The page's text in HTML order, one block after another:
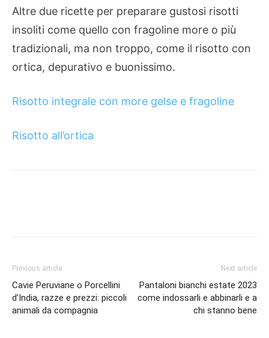
Altre due ricette per preparare gustosi risotti
insoliti come quello con fragoline more o più
tradizionali, ma non troppo, come il risotto con
ortica, depurativo e buonissimo.
Risotto integrale con more gelse e fragoline
Risotto all’ortica
Previous article
Cavie Peruviane o Porcellini
d’India, razze e prezzi: piccoli
animali da compagnia
Next article
Pantaloni bianchi estate 2023
come indossarli e abbinarli e a
chi stanno bene